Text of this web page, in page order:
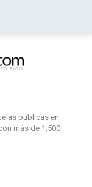
publicas en
más de 1,500